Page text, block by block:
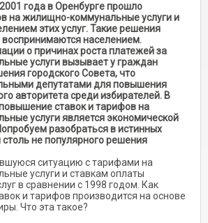
года в Оренбурге прошло
на жилищно-коммунальные услуги и
этих услуг. Такие решения
воспринимаются населением.
о причинах роста платежей за
услуги вызывает у граждан
городского Совета, что
депутатами для повышения
авторитета среди избирателей. В
ставок и тарифов на
услуги является экономической
разобраться в истинных
не популярного решения
ситуацию с тарифами на
услуги и ставкам оплаты
в сравнении с 1998 годом. Как
и тарифов производится на основе
Что эта такое?